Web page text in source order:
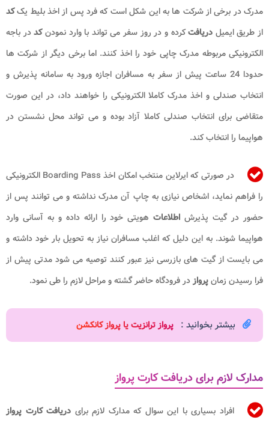
مدرک در برخی از شرکت ها به این شکل است که فرد پس از اخذ بلیط یککد
از طریق ایمیل دریافتکرده و در روز سفر می تواند با وارد نمودنکددر باجه
الکترونیکی مربوطه مدرک چاپی خود را اخذ کنند. اما برخی دیگر از شرکت ها
حدودا 24 ساعت پیش از سفر به مسافران اجازه ورود به سامانه پذیرش و
انتخاب صندلی و اخذ مدرک کاملا الکترونیکی را خواهند داد، در این صورت
متقاضی برای انتخاب صندلی کاملا آزاد بوده و می تواند محل نشستن در
هواپیما را انتخاب کند.
در صورتی که ایرلاین منتخب امکان اخذ Boarding Pass الکترونیکی
را فراهم نماید، اشخاص نیازی به چاپ آن مدرک نداشته و می توانند پس از
حضور در گیت پذیرش اطلاعاتهویتی خود را ارائه داده و به آسانی وارد
هواپیما شوند. به این دلیل که اغلب مسافران نیاز به تحویل بار خود داشته و
می بایست از گیت های بازرسی نیز عبور کنند توصیه می شود مدتی پیش از
فرا رسیدن زمانپروازدر فرودگاه حاضر گشته و مراحل لازم را طی نمود.
بیشتر بخوانید : پرواز ترانزیت یا پرواز کانکشن​
مدارک لازم برای دریافت کارت پرواز
افراد بسیاری با این سوال که مدارک لازم برای دریافت کارت پرواز